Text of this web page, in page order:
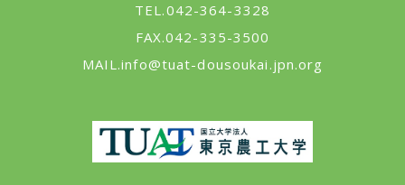
TEL.042-364-3328
FAX.042-335-3500
MAIL.info@tuat-dousoukai.jpn.org